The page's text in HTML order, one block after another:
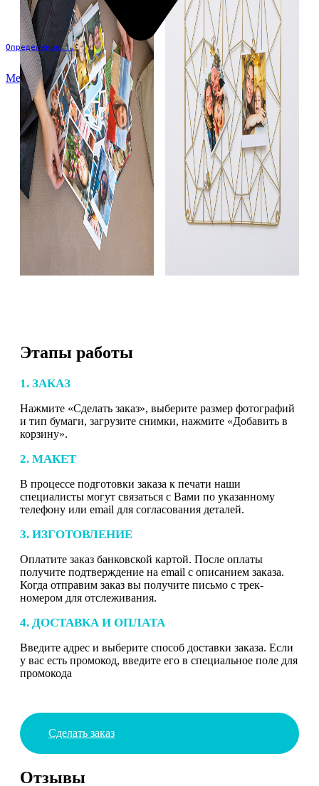
Определение...
Меню
Этапы работы
1. ЗАКАЗ
Нажмите «Сделать заказ», выберите размер фотографий
и тип бумаги, загрузите снимки, нажмите «Добавить в
корзину».
2. МАКЕТ
В процессе подготовки заказа к печати наши
специалисты могут связаться с Вами по указанному
телефону или email для согласования деталей.
3. ИЗГОТОВЛЕНИЕ
Оплатите заказ банковской картой. После оплаты
получите подтверждение на email с описанием заказа.
Когда отправим заказ вы получите письмо с трек-
номером для отслеживания.
4. ДОСТАВКА И ОПЛАТА
Введите адрес и выберите способ доставки заказа. Если
у вас есть промокод, введите его в специальное поле для
промокода
Сделать заказ
Отзывы